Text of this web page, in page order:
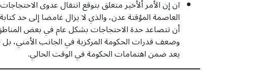
ان إن الأمر ألأخير متعلق بتوقع انتقال عدوى
العاصمة المؤقتة عدن، والذي لا يزال غامضا إلى حد
أن تتصاعد حدة الاحتجاجات بشكل عام في بعض
وضعف قدرات الحكومة المركزية في الجانب الأمني، بل
يعد ضمن اهتمامات الحكومة في الوقت الحالي.